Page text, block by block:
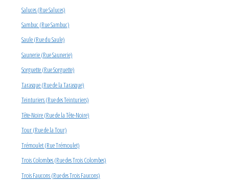
Saluces (Rue Saluces)
Sambuc (Rue Sambuc)
Saule (Rue du Saule)
Saunerie (Rue Saunerie)
Sorguette (Rue Sorguette)
Tarasque (Rue de la Tarasque)
Teinturiers (Rue des Teinturiers)
Tête-Noire (Rue de la Tête-Noire)
Tour (Rue de la Tour)
Trémoulet (Rue Trémoulet)
Trois Colombes (Rue des Trois Colombes)
Trois Faucons (Rue des Trois Faucons)